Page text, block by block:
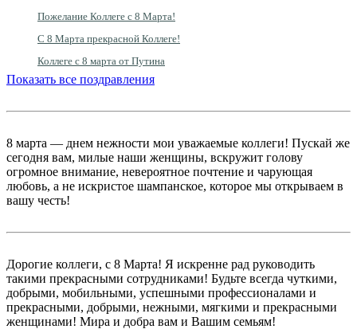
Пожелание Коллеге с 8 Марта!
С 8 Марта прекрасной Коллеге!
Коллеге с 8 марта от Путина
Показать все поздравления
8 марта — днем нежности мои уважаемые коллеги! Пускай же
сегодня вам, милые наши женщины, вскружит голову
огромное внимание, невероятное почтение и чарующая
любовь, а не искристое шампанское, которое мы открываем в
вашу честь!
Дорогие коллеги, с 8 Марта! Я искренне рад руководить
такими прекрасными сотрудниками! Будьте всегда чуткими,
добрыми, мобильными, успешными профессионалами и
прекрасными, добрыми, нежными, мягкими и прекрасными
женщинами! Мира и добра вам и Вашим семьям!